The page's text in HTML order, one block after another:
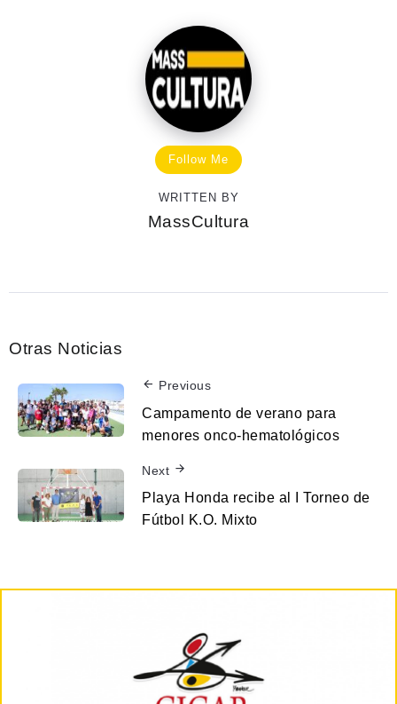
Follow Me
WRITTEN BY
MassCultura
Otras Noticias
Previous
Campamento de verano para
menores onco-hematológicos
Next
Playa Honda recibe al I Torneo de
Fútbol K.O. Mixto